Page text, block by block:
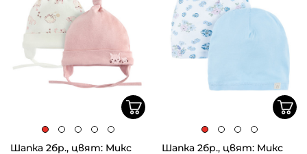
Шапка 2бр., цвят: Микс Шапка 2бр., цвят: Микс